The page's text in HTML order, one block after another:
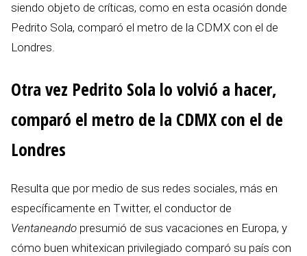
siendo objeto de críticas, como en esta ocasión donde
Pedrito Sola, comparó el metro de la CDMX con el de
Londres.
Otra vez Pedrito Sola lo volvió a hacer,
comparó el metro de la CDMX con el de
Londres
Resulta que por medio de sus redes sociales, más en
específicamente en Twitter, el conductor de
Ventaneando presumió de sus vacaciones en Europa, y
cómo buen whitexican privilegiado comparó su país con